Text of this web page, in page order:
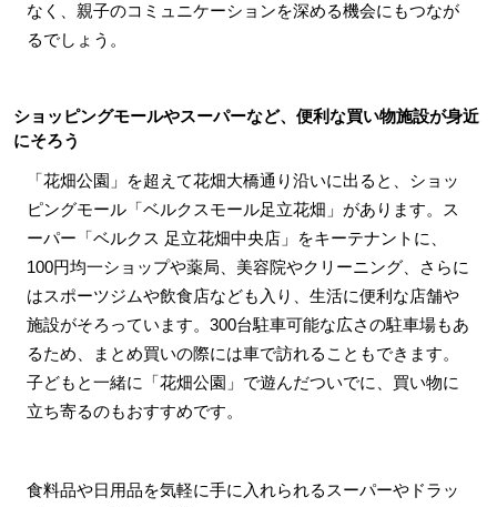
なく、親子のコミュニケーションを深める機会にもつなが
るでしょう。
ショッピングモールやスーパーなど、便利な買い物施設が身近
にそろう
「花畑公園」を超えて花畑大橋通り沿いに出ると、ショッ
ピングモール「ベルクスモール足立花畑」があります。ス
ーパー「ベルクス 足立花畑中央店」をキーテナントに、
100円均一ショップや薬局、美容院やクリーニング、さらに
はスポーツジムや飲食店なども入り、生活に便利な店舗や
施設がそろっています。300台駐車可能な広さの駐車場もあ
るため、まとめ買いの際には車で訪れることもできます。
子どもと一緒に「花畑公園」で遊んだついでに、買い物に
立ち寄るのもおすすめです。
食料品や日用品を気軽に手に入れられるスーパーやドラッ